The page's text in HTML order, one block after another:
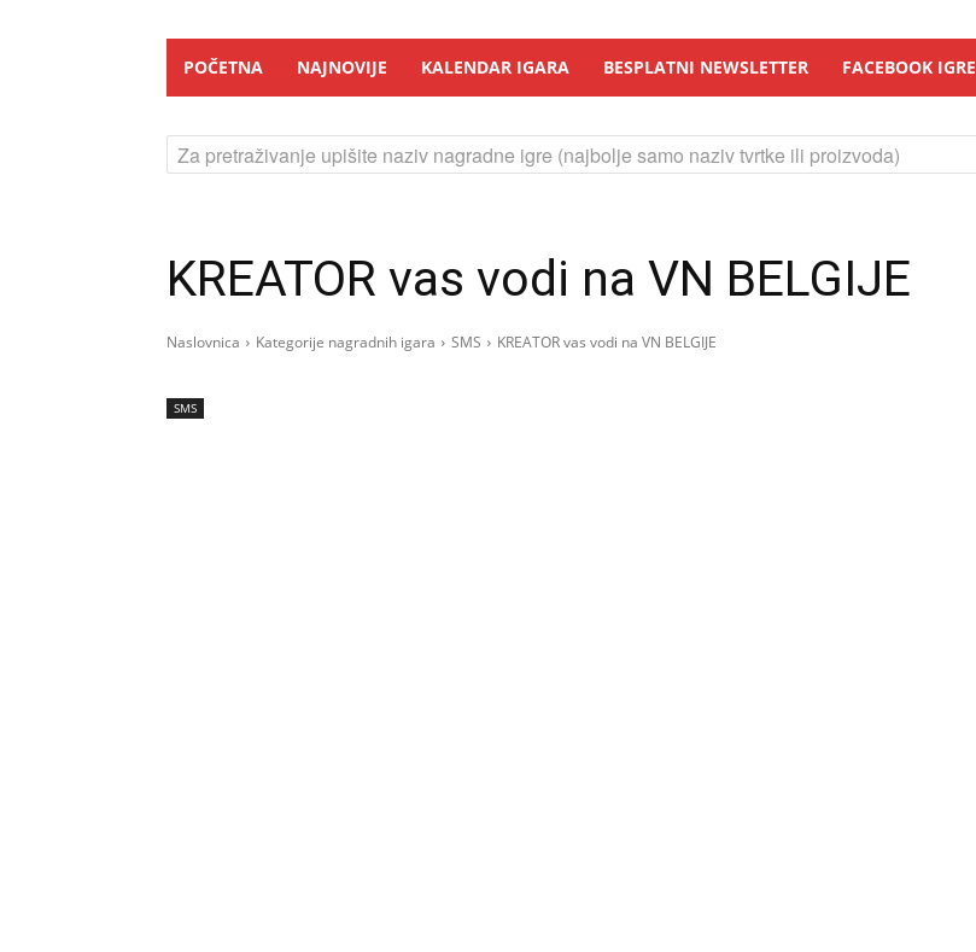
POČETNA NAJNOVIJE KALENDAR IGARA BESPLATNI NEWSLETTER FACEBOOK IGRE
Za pretraživanje upišite naziv nagradne igre (najbolje samo naziv tvrtke ili proizvoda)
KREATOR vas vodi na VN BELGIJE
Naslovnica Kategorije nagradnih igara SMS KREATOR vas vodi na VN BELGIJE
SMS